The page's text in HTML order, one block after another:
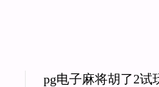
pg电子麻将胡了2试